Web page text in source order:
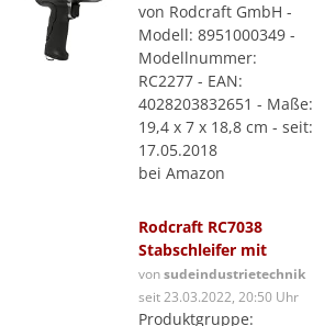
von Rodcraft GmbH -
Modell: 8951000349 -
Modellnummer:
RC2277 - EAN:
4028203832651 - Maße:
19,4 x 7 x 18,8 cm - seit:
17.05.2018
bei Amazon
Rodcraft RC7038
Stabschleifer mit
vonsudeindustrietechnik
seit 23.03.2022, 20:50 Uhr
Produktgruppe: